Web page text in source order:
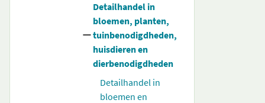
Detailhandel in
bloemen, planten,
tuinbenodigdheden,
huisdieren en
dierbenodigdheden
Detailhandel in
bloemen en